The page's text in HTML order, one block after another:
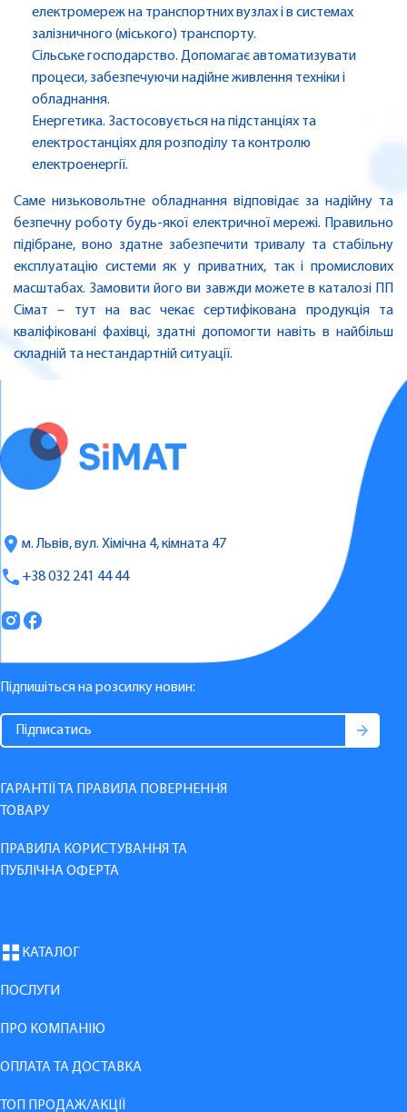
електромереж на транспортних вузлах і в системах
залізничного (міського) транспорту.
Сільське господарство. Допомагає автоматизувати
процеси, забезпечуючи надійне живлення техніки і
обладнання.
Енергетика. Застосовується на підстанціях та
електростанціях для розподілу та контролю
електроенергії.
Саме низьковольтне обладнання відповідає за надійну та
безпечну роботу будь-якої електричної мережі. Правильно
підібране, воно здатне забезпечити тривалу та стабільну
експлуатацію системи як у приватних, так і промислових
масштабах. Замовити його ви завжди можете в каталозі ПП
Сімат – тут на вас чекає сертифікована продукція та
кваліфіковані фахівці, здатні допомогти навіть в найбільш
складній та нестандартній ситуації.
м. Львів, вул. Хімічна 4, кімната 47
+38 032 241 44 44
Підпишіться на розсилку новин:
ГАРАНТІЇ ТА ПРАВИЛА ПОВЕРНЕННЯ
ТОВАРУ
ПРАВИЛА КОРИСТУВАННЯ ТА
ПУБЛІЧНА ОФЕРТА
КАТАЛОГ
ПОСЛУГИ
ПРО КОМПАНІЮ
ОПЛАТА ТА ДОСТАВКА
ТОП ПРОДАЖ/АКЦІЇ